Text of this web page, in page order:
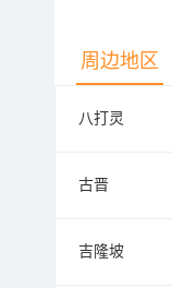
周边地区
八打灵
古晋
吉隆坡